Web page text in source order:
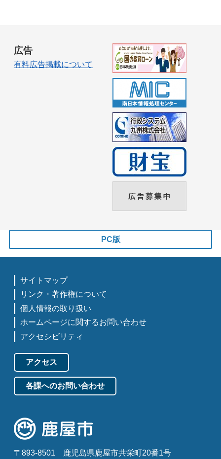
広告
有料広告掲載について
PC版
サイトマップ
リンク・著作権について
個人情報の取り扱い
ホームページに関するお問い合わせ
アクセシビリティ
アクセス
各課へのお問い合わせ
〒893-8501 鹿児島県鹿屋市共栄町20番1号